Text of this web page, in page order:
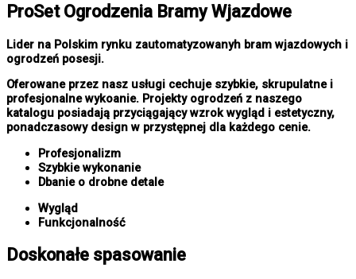
ProSet Ogrodzenia Bramy Wjazdowe
Lider na Polskim rynku zautomatyzowanyh bram wjazdowych i
ogrodzeń posesji.
Oferowane przez nasz usługi cechuje szybkie, skrupulatne i
profesjonalne wykoanie. Projekty ogrodzeń z naszego
katalogu posiadają przyciągający wzrok wygląd i estetyczny,
ponadczasowy design w przystępnej dla każdego cenie.
Profesjonalizm
Szybkie wykonanie
Dbanie o drobne detale
Wygląd
Funkcjonalność
Doskonałe spasowanie